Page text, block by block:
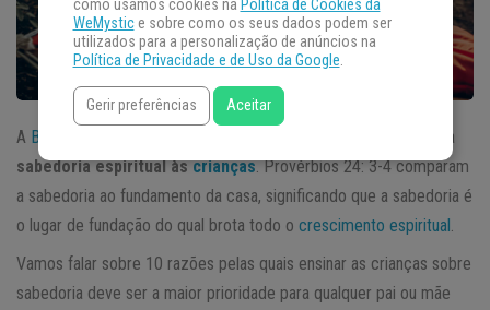
A Bíblia
tem muito a dizer sobre como explicar a importância da
sabedoria espiritual àscrianças. Provérbios 24: 3-4 comparam
a sabedoria ao fundamento da casa, significando que a sabedoria é
o lugar de fundação do qual brota todo o crescimento espiritual
Vamos falar sobre 10 razões pelas quais ensinar as crianças sobre
sabedoria deve ser a maior prioridade para qualquer pai ou mãe
como usamos cookies na Política de Cookies da
WeMystice sobre como os seus dados podem ser
utilizados para a personalização de anúncios na
Política de Privacidade e de Uso da Google.
Gerir preferências Aceitar